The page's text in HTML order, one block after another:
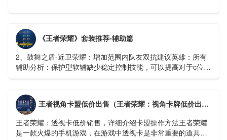
《王者荣耀》套装推荐-辅助篇
2、鼓舞之盾-近卫荣耀：增加范围内队友双抗建议英雄：所有
辅助分析：保护型软辅缺少稳定控制技能，可以提高对于c位的
王者视角卡盟低价出售（王者荣耀：视角卡牌低价出售，详细介绍卡盟操作方法）
王者荣耀：透视卡低价销售，详细介绍卡盟操作方法王者荣耀
是一款火爆的手机游戏，在游戏中透视卡是非常重要的道具，